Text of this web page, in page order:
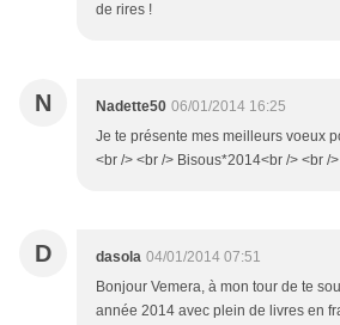
de rires !
N Nadette50 06/01/2014 16:25
Je te présente mes meilleurs voeux
<br /> <br /> Bisous*2014<br /> <br /
D dasola 04/01/2014 07:51
Bonjour Vemera, à mon tour de te
année 2014 avec plein de livres en